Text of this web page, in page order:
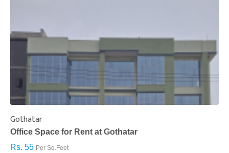
Gothatar
Office Space for Rent at Gothatar
Rs. 55 Per Sq.Feet